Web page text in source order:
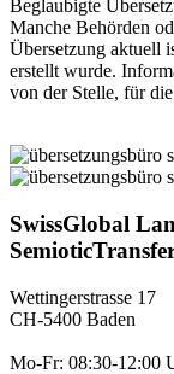
Beglaubigte
Manche Behörden
Übersetzung aktuell
erstellt wurde.
von der Stelle, für
SwissGlobal
Wettingerstrasse 17
CH-5400 Baden
Mo-Fr: 08:30-12:00